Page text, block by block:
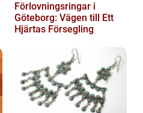
Förlovningsringar i
Göteborg: Vägen till Ett
Hjärtas Försegling